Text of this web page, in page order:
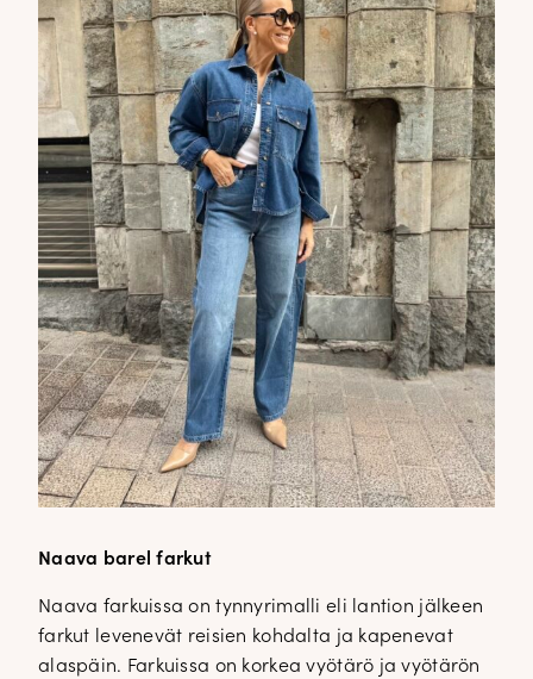
Naava barel farkut
Naava farkuissa on tynnyrimalli eli lantion jälkeen
farkut levenevät reisien kohdalta ja kapenevat
alaspäin. Farkuissa on korkea vyötärö ja vyötärön